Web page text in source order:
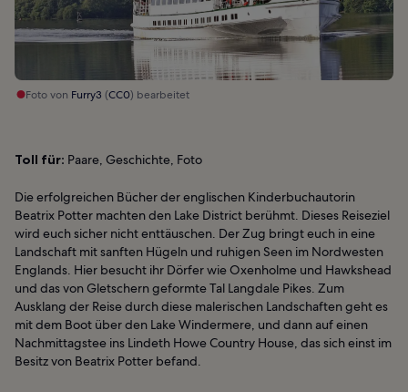
Foto von Furry3 (CC0) bearbeitet
Toll für: Paare, Geschichte, Foto
Die erfolgreichen Bücher der englischen Kinderbuchautorin
Beatrix Potter machten den Lake District berühmt. Dieses Reiseziel
wird euch sicher nicht enttäuschen. Der Zug bringt euch in eine
Landschaft mit sanften Hügeln und ruhigen Seen im Nordwesten
Englands. Hier besucht ihr Dörfer wie Oxenholme und Hawkshead
und das von Gletschern geformte Tal Langdale Pikes. Zum
Ausklang der Reise durch diese malerischen Landschaften geht es
mit dem Boot über den Lake Windermere, und dann auf einen
Nachmittagstee ins Lindeth Howe Country House, das sich einst im
Besitz von Beatrix Potter befand.